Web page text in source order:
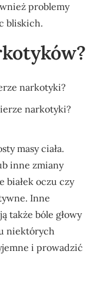
problemy
bliskich.
narkotyki?
masy ciała.
inne zmiany
białek oczu czy
Inne
także bóle głowy
niektórych
i prowadzić